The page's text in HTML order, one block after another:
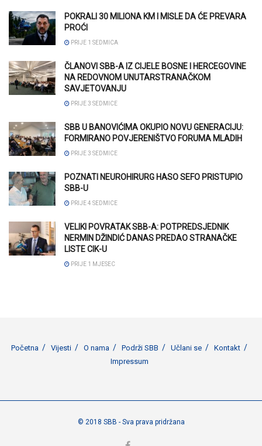
POKRALI 30 MILIONA KM I MISLE DA ĆE PREVARA
PROĆI
PRIJE 1 SEDMICA
ČLANOVI SBB-A IZ CIJELE BOSNE I HERCEGOVINE
NA REDOVNOM UNUTARSTRANAČKOM
SAVJETOVANJU
PRIJE 3 SEDMICE
SBB U BANOVIĆIMA OKUPIO NOVU GENERACIJU:
FORMIRANO POVJERENIŠTVO FORUMA MLADIH
PRIJE 3 SEDMICE
POZNATI NEUROHIRURG HASO SEFO PRISTUPIO
SBB-U
PRIJE 4 SEDMICE
VELIKI POVRATAK SBB-A: POTPREDSJEDNIK
NERMIN DŽINDIĆ DANAS PREDAO STRANAČKE
LISTE CIK-U
PRIJE 1 MJESEC
Početna Vijesti O nama Podrži SBB Učlani se
Kontakt
Impressum
© 2018 SBB - Sva prava pridržana